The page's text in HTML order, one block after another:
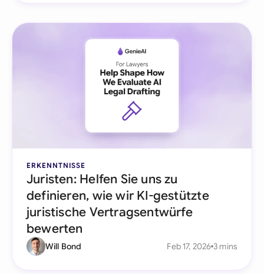
ERKENNTNISSE
Juristen: Helfen Sie uns zu
definieren, wie wir KI-gestützte
juristische Vertragsentwürfe
bewerten
Will Bond Feb 17, 2026 3 mins